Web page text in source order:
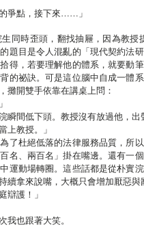
爭點，接下來……」
同時歪頭，翻找抽屜，因為教
題目是令人混亂的「現代契約
得，若要理解他的體系，就要動
的祕訣。可是這位腦中自成一體
攤開雙手依靠在講桌上問：
瞬間低下頭。教授沒有放過他，出
上教授。」
了杜絕低落的法律服務品質，所
名、兩百名」掛在嘴邊。還有一
運動場轉圈。這些話都是從朴實
續拿來說嘴，大概只會增加厭惡
辯護！」
也跟著大笑。